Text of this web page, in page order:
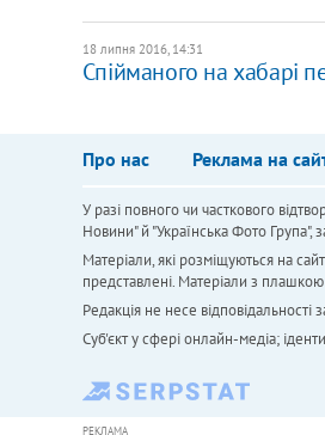
18 липня 2016, 14:31
Спійманого на хабарі
Про нас Реклама на
У разі повного чи часткового
Новини" й "Українська Фото Група",
Матеріали, які розміщуються на
представлені. Матеріали з
Редакція не несе
Cуб'єкт у сфері онлайн-медіа;
РЕКЛАМА